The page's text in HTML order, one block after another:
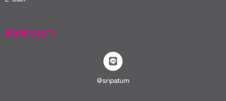
ติดต่อเรา
@sripatum